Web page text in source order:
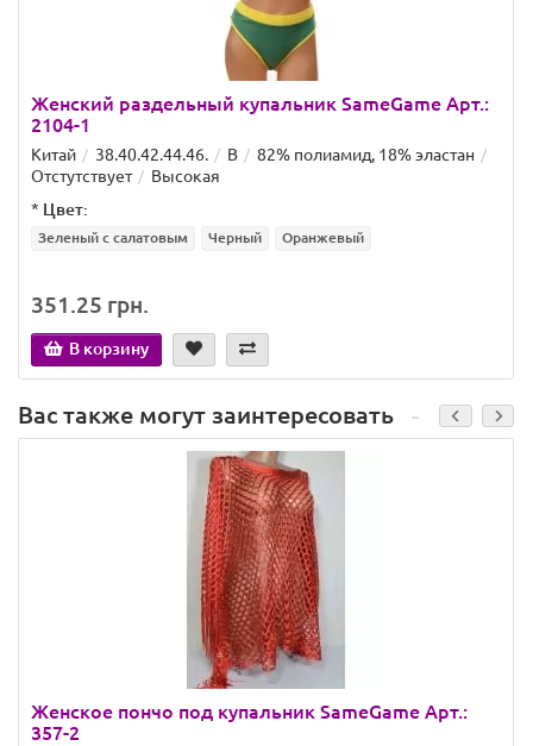
Женский раздельный купальник SameGame Арт.:
2104-1
Китай 38.40.42.44.46. B
82% полиамид, 18% эластан
Отстутствует
Высокая
* Цвет:
Зеленый с салатовым Черный Оранжевый
351.25 грн.
В корзину
Вас также могут заинтересовать
Женское пончо под купальник SameGame Арт.:
357-2